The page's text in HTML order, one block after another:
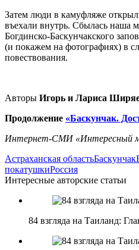
Затем люди в камуфляже
въехали внутрь. Сбылась наша
Богдинско-Баскунчакского
(и покажем на фотографиях) в
повествования.
Авторы Игорь и Лариса
Продолжение «Баскунчак.
Интернет-СМИ «Интересный
Астраханская областьБаскунчак
покатушкиРоссия
Интересные авторские статьи
84 взгляда на Таиланд: